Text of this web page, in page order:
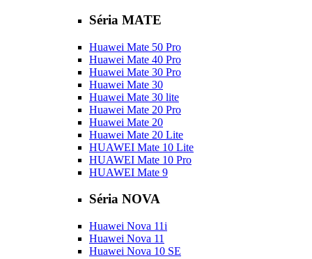
Séria MATE
Huawei Mate 50 Pro
Huawei Mate 40 Pro
Huawei Mate 30 Pro
Huawei Mate 30
Huawei Mate 30 lite
Huawei Mate 20 Pro
Huawei Mate 20
Huawei Mate 20 Lite
HUAWEI Mate 10 Lite
HUAWEI Mate 10 Pro
HUAWEI Mate 9
Séria NOVA
Huawei Nova 11i
Huawei Nova 11
Huawei Nova 10 SE